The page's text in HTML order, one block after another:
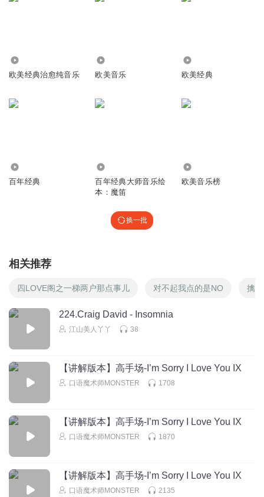
欧美经典治愈纯音乐 欧美音乐 欧美经典
百年经典
百年经典大师音乐绘
本：魔笛
欧美音乐榜
换一批
相关推荐
四LOVE阁之一梯两户那点事儿 对不起我点的是NO 擒
224.Craig David - Insomnia
江山美人丫丫 38
【讲解版本】高手场-I’m Sorry I Love You IX
口语魔术师MONSTER 1708
【讲解版本】高手场-I’m Sorry I Love You IX
口语魔术师MONSTER 1870
【讲解版本】高手场-I’m Sorry I Love You IX
口语魔术师MONSTER 2135